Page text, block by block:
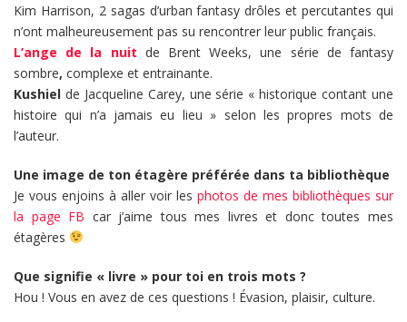
Kim Harrison, 2 sagas d’urban fantasy drôles et percutantes qui
n’ont malheureusement pas su rencontrer leur public français.
L’ange de la nuit de Brent Weeks, une série de fantasy
sombre, complexe et entrainante.
Kushiel de Jacqueline Carey, une série « historique contant une
histoire qui n’a jamais eu lieu » selon les propres mots de
l’auteur.
Une image de ton étagère préférée dans ta bibliothèque
Je vous enjoins à aller voir les photos de mes bibliothèques sur
la page FB car j’aime tous mes livres et donc toutes mes
étagères
Que signifie « livre » pour toi en trois mots ?
Hou ! Vous en avez de ces questions ! Évasion, plaisir, culture.